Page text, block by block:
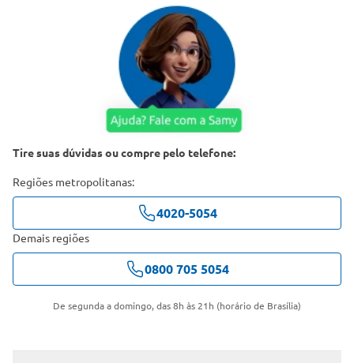
Tire suas dúvidas ou compre pelo telefone:
Regiões metropolitanas:
4020-5054
Demais regiões
0800 705 5054
De segunda a domingo, das 8h às 21h (horário de Brasília)